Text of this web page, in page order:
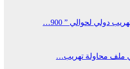
دولي لحوالي ” 900…
في ملف محاولة تهريب…